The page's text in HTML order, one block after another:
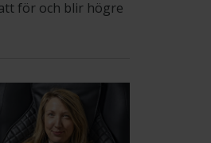
för och blir högre